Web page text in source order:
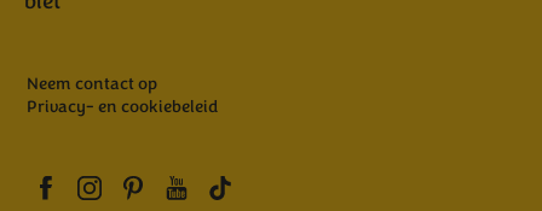
Neem contact op
Privacy- en cookiebeleid